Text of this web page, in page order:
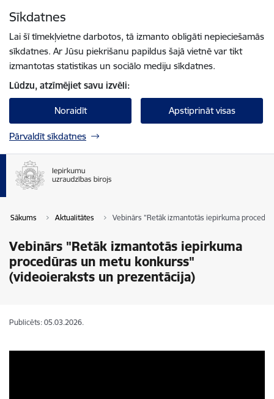
Sīkdatnes
Lai šī tīmekļvietne darbotos, tā izmanto obligāti nepieciešamās
sīkdatnes. Ar Jūsu piekrišanu papildus šajā vietnē var tikt
izmantotas statistikas un sociālo mediju sīkdatnes.
Lūdzu, atzīmējiet savu izvēli:
Noraidīt Apstiprināt visas
Pārvaldīt sīkdatnes
Sākums Aktualitātes Vebinārs "Retāk izmantotās iepirkuma
Vebinārs "Retāk izmantotās iepirkuma
procedūras un metu konkurss"
(videoieraksts un prezentācija)
Publicēts: 05.03.2026.